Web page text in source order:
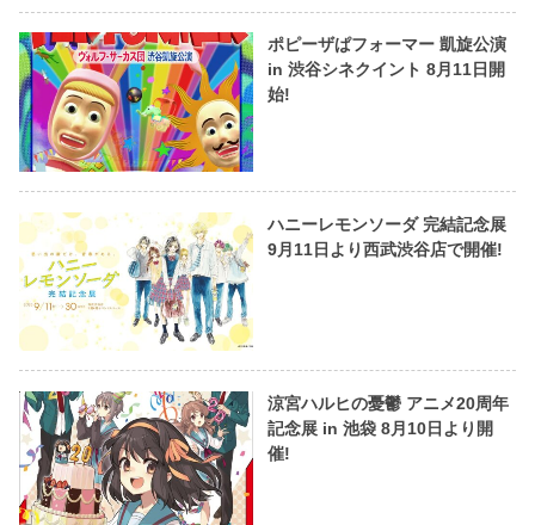
ポピーザぱフォーマー 凱旋公演
in 渋谷シネクイント 8月11日開
始!
ハニーレモンソーダ 完結記念展
9月11日より西武渋谷店で開催!
涼宮ハルヒの憂鬱 アニメ20周年
記念展 in 池袋 8月10日より開
催!